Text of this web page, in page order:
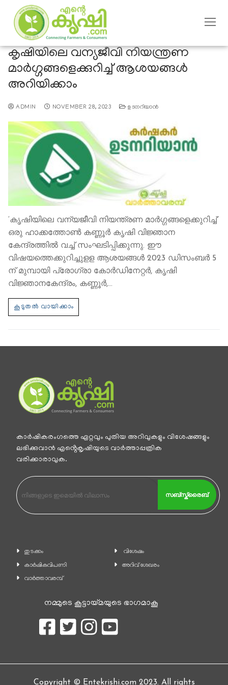
കൃഷിയിലെ വന്യജീവി നിയന്ത്രണ
മാര്‍ഗ്ഗങ്ങളെക്കുറിച്ച് ആശയങ്ങള്‍
അറിയിക്കാം
ADMIN NOVEMBER 28, 2023 ഉടനറിയാന്‍
‘കൃഷിയിലെ വന്യജീവി നിയന്ത്രണ മാര്‍ഗ്ഗങ്ങളെക്കുറിച്ച്’
ഒരു ഹാക്കത്തോണ്‍ കണ്ണൂര്‍ കൃഷി വിജ്ഞാന
കേന്ദ്രത്തില്‍ വച്ച് സംഘടിപ്പിക്കുന്നു. ഈ
വിഷയത്തെക്കുറിച്ചുളള ആശയങ്ങള്‍ 2023 ഡിസംബര്‍ 5
ന് മുമ്പായി പ്രോഗ്രാ കോര്‍ഡിനേറ്റര്‍, കൃഷി
വിജ്ഞാനകേന്ദ്രം, കണ്ണൂര്‍,…
കാര്‍ഷികരംഗത്തെ ഏറ്റവും പുതിയ അറിവുകളും വിശേഷങ്ങളും
ലഭിക്കുവാന്‍ എൻ്റെകൃഷിയുടെ വാര്‍ത്താപ്പത്രിക
വരിക്കാരാവുക.
സബ്സ്ക്രൈബ്
തുടക്കം
കാ‍ർഷികവിപണി
വാര്‍ത്താവരമ്പ്
വിശേഷം
അറിവ് ശേഖരം
നമ്മുടെ കൂട്ടായ്മയുടെ ഭാഗമാകൂ
Copyright © Entekrishi.com 2023. All rights